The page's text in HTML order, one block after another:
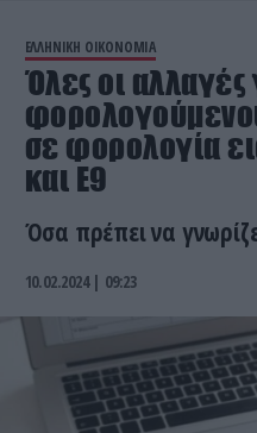
ΕΛΛΗΝΙΚΗ ΟΙΚΟΝΟΜΙΑ
Όλες οι αλλαγές
σε φορολογία
και Ε9
Όσα πρέπει να
10.02.2024 | 09:23